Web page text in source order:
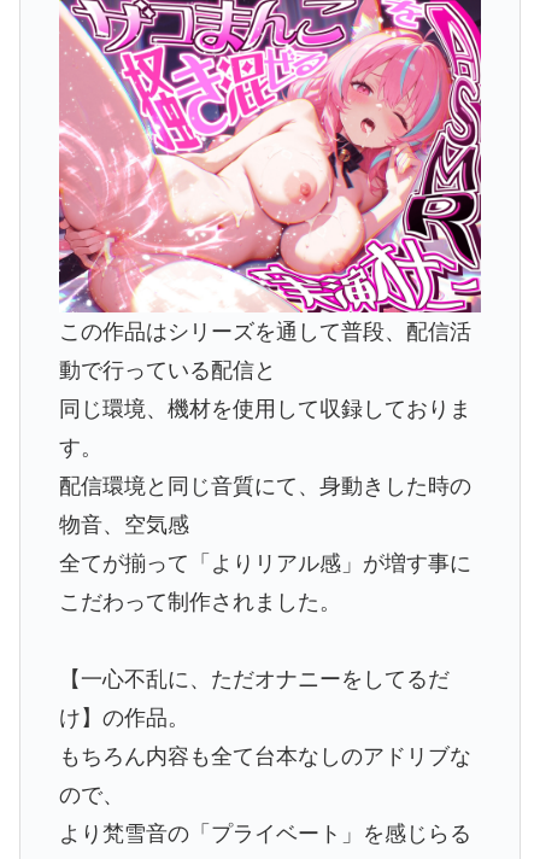
この作品はシリーズを通して普段、配信活
動で行っている配信と
同じ環境、機材を使用して収録しておりま
す。
配信環境と同じ音質にて、身動きした時の
物音、空気感
全てが揃って「よりリアル感」が増す事に
こだわって制作されました。
【一心不乱に、ただオナニーをしてるだ
け】の作品。
もちろん内容も全て台本なしのアドリブな
ので、
より梵雪音の「プライベート」を感じらる